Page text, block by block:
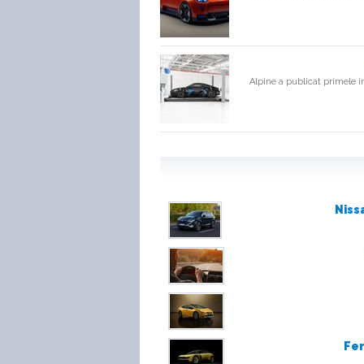
Hyundai i40
Alpine a publicat primele